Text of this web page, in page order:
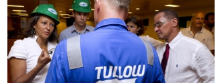
GLOBOZSARU
DOBRAVERO.HU
LATIMO.HU